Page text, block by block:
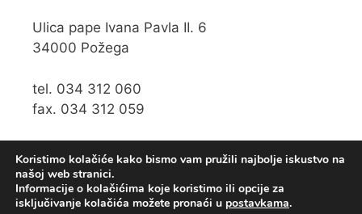
Ulica pape Ivana Pavla II. 6
34000 Požega
tel. 034 312 060
fax. 034 312 059
Koristimo kolačiće kako bismo vam pružili najbolje iskustvo na
našoj web stranici.
Informacije o kolačićima koje koristimo ili opcije za
isključivanje kolačića možete pronaći u postavkama.